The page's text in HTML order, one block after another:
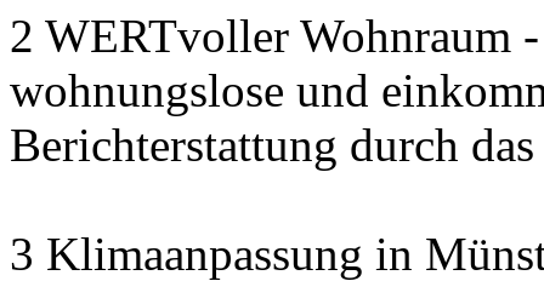
2 WERTvoller Wohnraum
wohnungslose und
Berichterstattung durch
3 Klimaanpassung in